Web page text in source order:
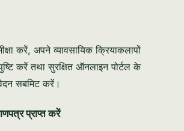
करें, अपने व्यावसायिक क्रियाकलापों
करें तथा सुरक्षित ऑनलाइन पोर्टल के
सबमिट करें।
प्राप्त करें